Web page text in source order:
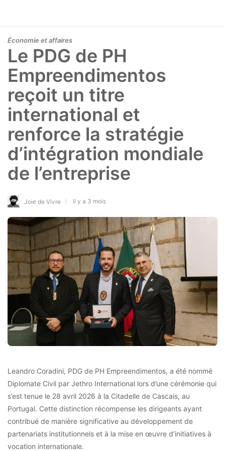
Économie et affaires
Le PDG de PH
Empreendimentos
reçoit un titre
international et
renforce la stratégie
d’intégration mondiale
de l’entreprise
Joie de Vivre il y a 3 mois
Leandro Coradini, PDG de PH Empreendimentos, a été nommé
Diplomate Civil par Jethro International lors d’une cérémonie qui
s’est tenue le 28 avril 2026 à la Citadelle de Cascais, au
Portugal. Cette distinction récompense les dirigeants ayant
contribué de manière significative au développement de
partenariats institutionnels et à la mise en œuvre d’initiatives à
vocation internationale.